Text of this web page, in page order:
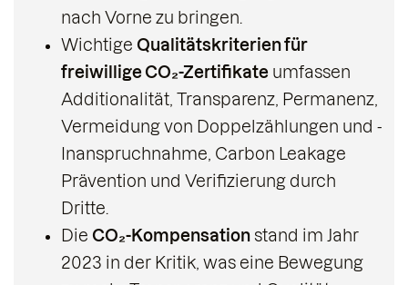
nach Vorne zu bringen.
Wichtige Qualitätskriterien für
freiwillige CO₂-Zertifikate umfassen
Additionalität, Transparenz, Permanenz,
Vermeidung von Doppelzählungen und -
Inanspruchnahme, Carbon Leakage
Prävention und Verifizierung durch
Dritte.
Die CO₂-Kompensation stand im Jahr
2023 in der Kritik, was eine Bewegung